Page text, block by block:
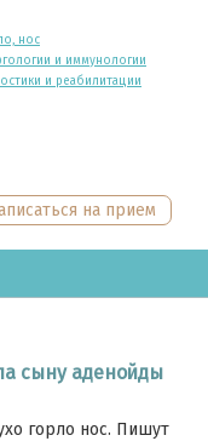
нос
и иммунологии
и реабилитации
на прием
сыну аденойды
горло нос. Пишут